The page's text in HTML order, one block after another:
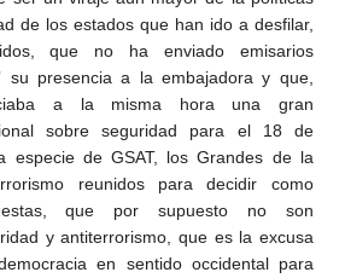
de los estados que han ido a desfilar,
que no ha enviado emisarios
su presencia a la embajadora y que,
a la misma hora una gran
sobre seguridad para el 18 de
especie de GSAT, los Grandes de la
reunidos para decidir como
que por supuesto no son
y antiterrorismo, que es la excusa
en sentido occidental para